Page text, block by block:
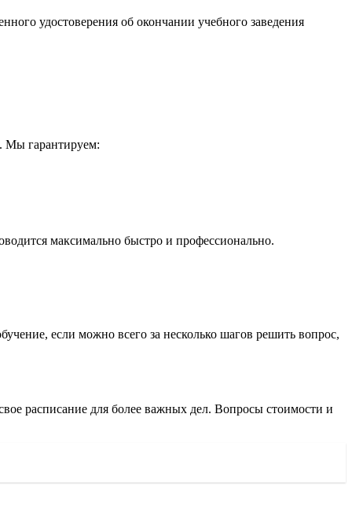
удостоверения об окончании учебного заведения
Мы гарантируем:
максимально быстро и профессионально.
если можно всего за несколько шагов решить вопрос,
расписание для более важных дел. Вопросы стоимости и